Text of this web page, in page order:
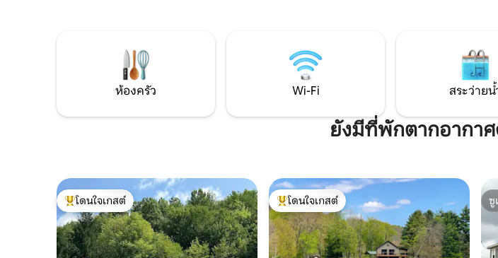
เราอยู่ห่างจาก Walmart, ร้านสะดวกซื้อ,
University of Pitt @ Bradford, Rock City
Park, The National Forest เพียงไม่กี่นาที
เป็
ห้องครัว Wi-Fi สระว่ายน้
ยังมีที่พักตากอากาศ
โดนใจเกสต์ที่สุด
โดนใจเกสต์
โดนใจเกสต์ที่สุด
โดนใจเกสต์
ซู
ซู